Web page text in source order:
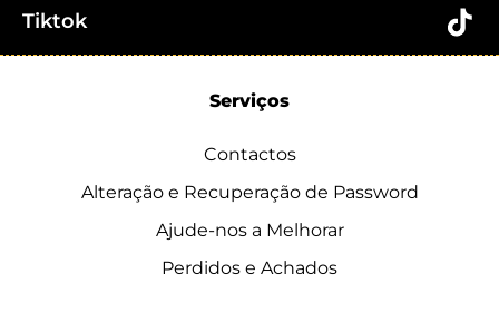
Tiktok
Serviços
Contactos
Alteração e Recuperação de Password
Ajude-nos a Melhorar
Perdidos e Achados